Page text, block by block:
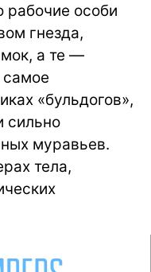
рабочие особи
гнезда,
а те —
«бульдогов»,
сильно
муравьев.
тела,